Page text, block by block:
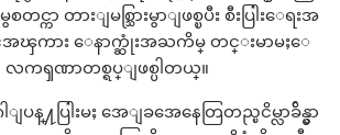
င္ကာ တားျမစ္သြားမွာျဖစ္ၿပီး စီးပြါးေရးအ
အၾကား ေနာက္ဆုံးအႀကိမ္ တင္းမာမႈေ
ကၡဏာတစ္ရပ္ျဖစ္ပါတယ္။
႔ပြါးမႈ အေျခအေနေတြတည္ၿငိမ္လာခ်ိန္မွာ